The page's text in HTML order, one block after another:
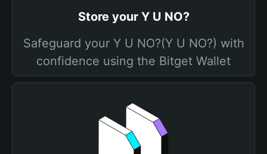
Store your Y U NO?
Safeguard your Y U NO?(Y U NO?) with
confidence using the Bitget Wallet